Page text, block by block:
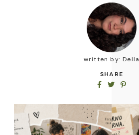
written by: Della
SHARE